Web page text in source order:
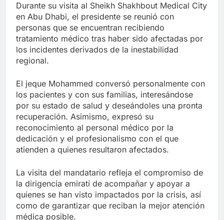
Durante su visita al Sheikh Shakhbout Medical City
en Abu Dhabi, el presidente se reunió con
personas que se encuentran recibiendo
tratamiento médico tras haber sido afectadas por
los incidentes derivados de la inestabilidad
regional.
El jeque Mohammed conversó personalmente con
los pacientes y con sus familias, interesándose
por su estado de salud y deseándoles una pronta
recuperación. Asimismo, expresó su
reconocimiento al personal médico por la
dedicación y el profesionalismo con el que
atienden a quienes resultaron afectados.
La visita del mandatario refleja el compromiso de
la dirigencia emiratí de acompañar y apoyar a
quienes se han visto impactados por la crisis, así
como de garantizar que reciban la mejor atención
médica posible.